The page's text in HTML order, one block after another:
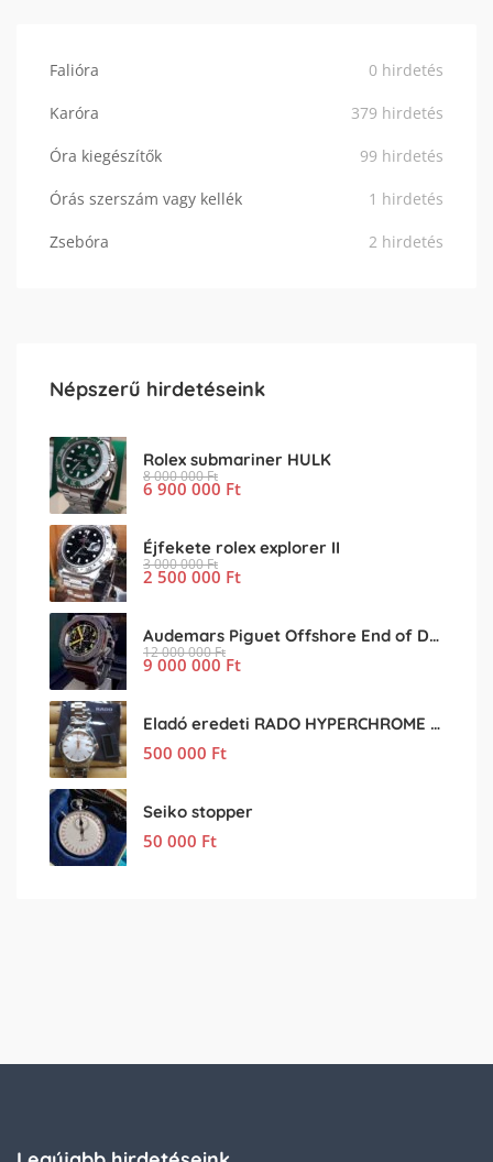
Falióra 0 hirdetés
Karóra 379 hirdetés
Óra kiegészítők 99 hirdetés
Órás szerszám vagy kellék 1 hirdetés
Zsebóra 2 hirdetés
Népszerű hirdetéseink
Rolex submariner HULK
8 000 000Ft
6 900 000 Ft
Éjfekete rolex explorer II
3 000 000Ft
2 500 000 Ft
Audemars Piguet Offshore End of Days
12 000 000Ft
9 000 000 Ft
Eladó eredeti RADO HYPERCHROME férfi karóra
500 000 Ft
Seiko stopper
50 000 Ft